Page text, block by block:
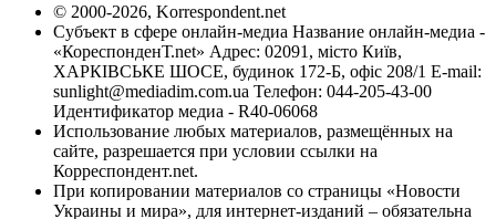
© 2000-2026, Korrespondent.net
Субъект в сфере онлайн-медиа Название онлайн-медиа -
«КореспонденТ.net» Адрес: 02091, місто Київ,
ХАРКІВСЬКЕ ШОСЕ, будинок 172-Б, офіс 208/1 E-mail:
sunlight@mediadim.com.ua Телефон: 044-205-43-00
Идентификатор медиа - R40-06068
Использование любых материалов, размещённых на
сайте, разрешается при условии ссылки на
Корреспондент.net.
При копировании материалов со страницы «Новости
Украины и мира», для интернет-изданий – обязательна